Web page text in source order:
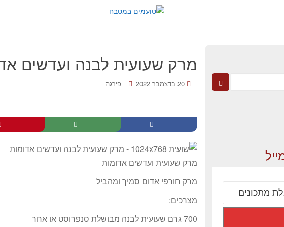
מרק שעועית לבנה ועדשים
20 בדצמבר 2022 פירגה
מרק שעועית ועדשים אדומות
מרק חורפי אדום סמיך ומהביל
מצרכים:
700 גרם שעועית לבנה מבושלת סנפרוסט או אחר